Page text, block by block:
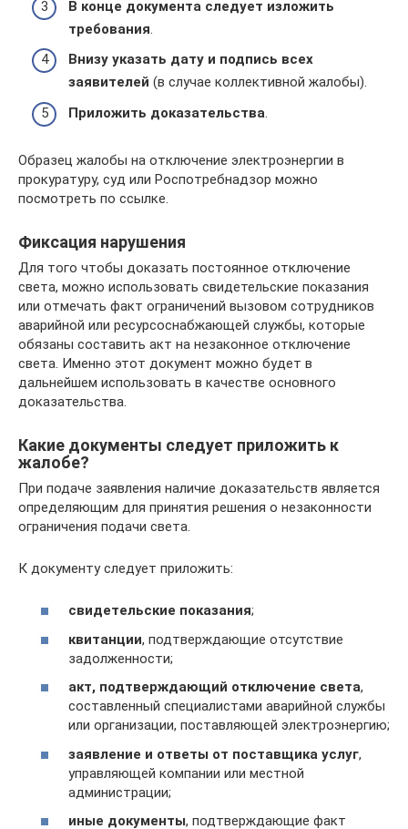
В конце документа следует изложить
требования
Внизу указать дату и подпись всех
заявителей (в случае коллективной жалобы).
Приложить доказательства
Образец жалобы на отключение электроэнергии в
прокуратуру, суд или Роспотребнадзор можно
посмотреть по ссылке.
Фиксация нарушения
Для того чтобы доказать постоянное отключение
света, можно использовать свидетельские показания
или отмечать факт ограничений вызовом сотрудников
аварийной или ресурсоснабжающей службы, которые
обязаны составить акт на незаконное отключение
света. Именно этот документ можно будет в
дальнейшем использовать в качестве основного
доказательства.
Какие документы следует приложить к
жалобе?
При подаче заявления наличие доказательств является
определяющим для принятия решения о незаконности
ограничения подачи света.
К документу следует приложить:
свидетельские показания;
квитанции, подтверждающие отсутствие
задолженности;
акт, подтверждающий отключение света,
составленный специалистами аварийной службы
или организации, поставляющей электроэнергию;
заявление и ответы от поставщика услуг,
управляющей компании или местной
администрации;
иные документы, подтверждающие факт